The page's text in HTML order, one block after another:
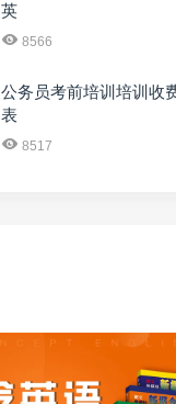
英
8566
公务员考前培训培训收
表
8517